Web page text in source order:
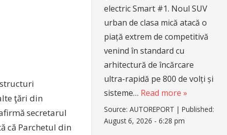
ţări din
secretarul
că Parchetul din
electric Smart #1. Noul SUV
urban de clasa mică atacă o
piață extrem de competitivă
venind în standard cu
arhitectură de încărcare
ultra-rapidă pe 800 de volți și
sisteme… Read more »
Source:AUTOREPORT |Published:
August 6, 2026 - 6:28 pm